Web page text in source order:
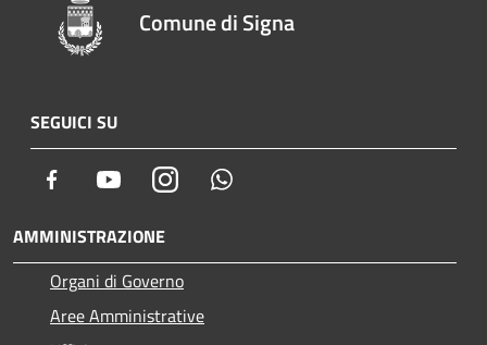
Comune di Signa
SEGUICI SU
Facebook YoutubeInstagram
AMMINISTRAZIONE
Organi di Governo
Aree Amministrative